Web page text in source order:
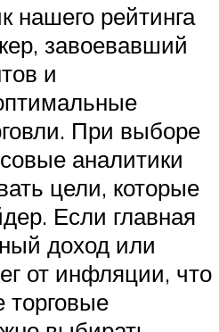
нашего рейтинга
завоевавший
и
При выборе
аналитики
цели, которые
Если главная
доход или
от инфляции, что
торговые